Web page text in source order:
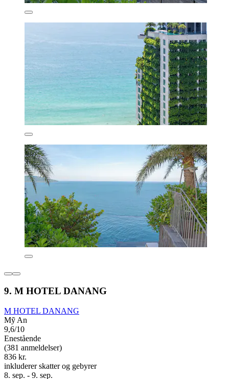
9. M HOTEL DANANG
M HOTEL DANANG
Mỹ An
9,6/10
Enestående
(381 anmeldelser)
836 kr.
inkluderer skatter og gebyrer
8. sep. - 9. sep.